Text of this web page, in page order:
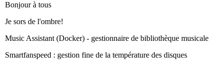
Bonjour à tous
Je sors de l'ombre!
Music Assistant (Docker) - gestionnaire de bibliothèque musicale
Smartfanspeed : gestion fine de la température des disques